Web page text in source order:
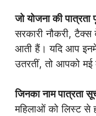
जो योजना की पात्रता
सरकारी नौकरी, टैक्स
आती हैं। यदि आप इनमें
उतरतीं, तो आपको मई
जिनका नाम पात्रता
महिलाओं को लिस्ट से